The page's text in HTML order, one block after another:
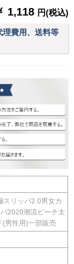
1,118 円(税込)
理費用、送料等
スリッパ2.0男女カ
2020潮流ビーチ太
男性用)一部販売